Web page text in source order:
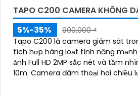
TAPO C200 CAMERA KHÔNG
5%-35%
990,000 ₫
Tapo C200 là camera giám sát
tích hợp hàng loạt tính năng
ảnh Full HD 2MP sắc nét và tầm
10m. Camera đàm thoại hai chiều lưu trữ lâu dài với khe thẻ nhớ hỗ